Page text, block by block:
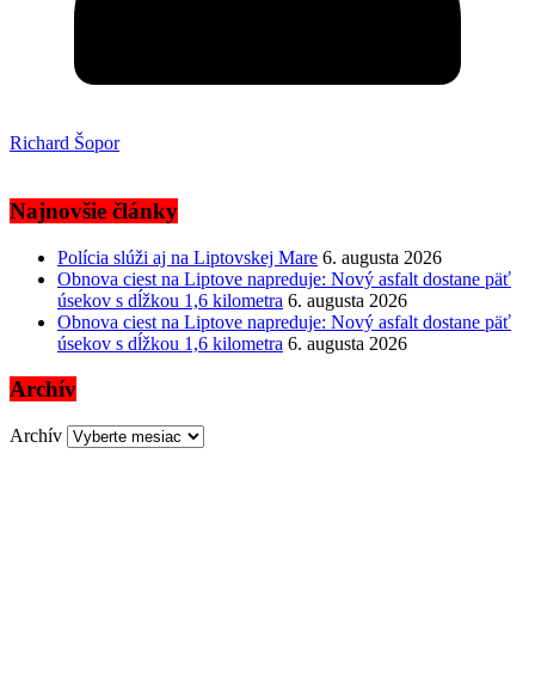
Richard Šopor
Najnovšie články
Polícia slúži aj na Liptovskej Mare 6. augusta 2026
Obnova ciest na Liptove napreduje: Nový asfalt dostane päť
úsekov s dĺžkou 1,6 kilometra 6. augusta 2026
Obnova ciest na Liptove napreduje: Nový asfalt dostane päť
úsekov s dĺžkou 1,6 kilometra 6. augusta 2026
Archív
Archív